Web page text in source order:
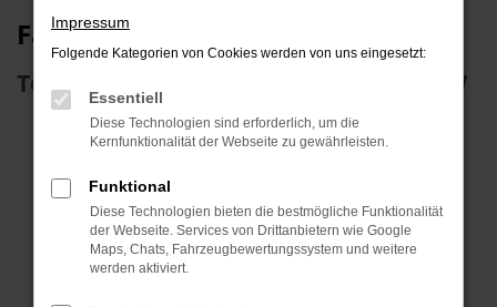
Fahrzeug-Showroom
Top Auswahl an Reisemobilen und PKW
Fehler: Network Error
Beim Laden ist ein Fehler aufgetreten.
Hier sind ein paar Tipps, die dir helfen können:
Impressum
Folgende Kategorien von Cookies werden von uns eingesetzt:
Essentiell
Diese Technologien sind erforderlich, um die
Kernfunktionalität der Webseite zu gewährleisten.
Funktional
Diese Technologien bieten die bestmögliche Funktionalität
der Webseite. Services von Drittanbietern wie Google
Maps, Chats, Fahrzeugbewertungssystem und weitere
werden aktiviert.